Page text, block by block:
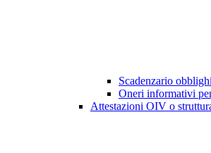
Scadenzario
Oneri informativi
Attestazioni OIV o